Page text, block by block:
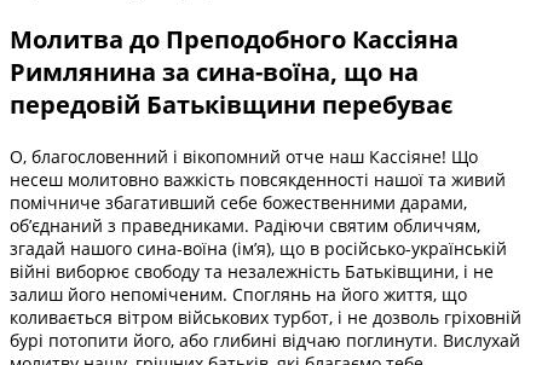
Молитва до Преподобного Кассіяна
Римлянина за сина-воїна, що на
передовій Батьківщини перебуває
О, благословенний і вікопомний отче наш Кассіяне! Що
несеш молитовно важкість повсякденності нашої та живий
помічниче збагативший себе божественними дарами,
об’єднаний з праведниками. Радіючи святим обличчям,
згадай нашого сина-воїна (ім’я), що в російсько-українській
війні виборює свободу та незалежність Батьківщини, і не
залиш його непоміченим. Споглянь на його життя, що
коливається вітром військових турбот, і не дозволь гріховній
бурі потопити його, або глибині відчаю поглинути. Вислухай